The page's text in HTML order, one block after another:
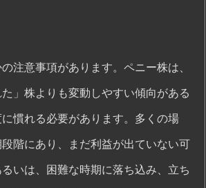
注意事項があります。ペニー株は、
」株よりも変動しやすい傾向がある
慣れる必要があります。多くの場
階にあり、まだ利益が出ていない可
いは、困難な時期に落ち込み、立ち